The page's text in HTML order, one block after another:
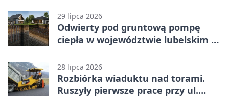
29 lipca 2026
Odwierty pod gruntową pompę
ciepła w województwie lubelskim -
28 lipca 2026
Rozbiórka wiaduktu nad torami.
Ruszyły pierwsze prace przy ul.